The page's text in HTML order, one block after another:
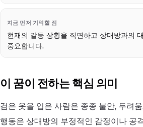
지금 먼저 기억할 점
현재의 갈등 상황을 직면하고 상대방과의
중요합니다.
이 꿈이 전하는 핵심 의미
검은 옷을 입은 사람은 종종 불안, 두려
행동은 상대방의 부정적인 감정이나 공